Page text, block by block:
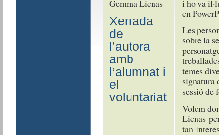
Gemma Lienas
Xerrada
de
l’autora
amb
l’alumnat i
el
voluntariat
i ho va
en
Les
sobre la
temes
signatura
sessió de
Volem
Lienas
tan